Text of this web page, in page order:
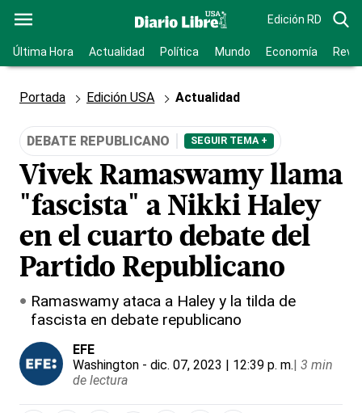
Edición RD
Última Hora Actualidad Política Mundo Economía
Portada Edición USA Actualidad
DEBATE REPUBLICANO SEGUIR TEMA +
Vivek Ramaswamy llama
"fascista" a Nikki Haley
en el cuarto debate del
Partido Republicano
Ramaswamy ataca a Haley y la tilda de
fascista en debate republicano
EFE
Washington - dic. 07, 2023 | 12:39 p. m.| 3 min
de lectura